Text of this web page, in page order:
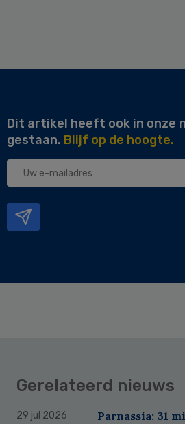
Dit artikel heeft ook in onze
gestaan. Blijf op de hoogte.
Uw
Gerelateerd nieuws
29 jul 2026
Parnassia: 31